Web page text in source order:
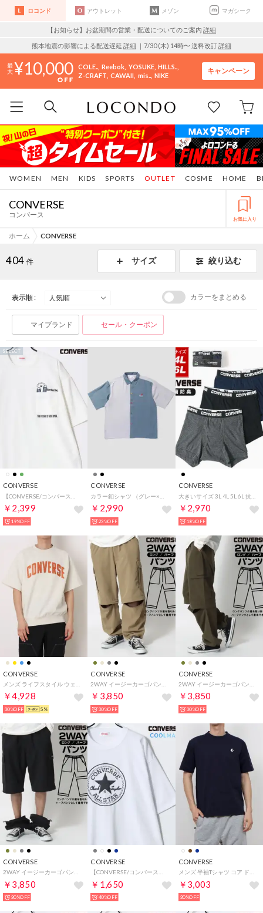
ロコンド アウトレット メゾン マガシーク
【お知らせ】お盆期間の営業・配送についてのご案内 詳細
熊本地震の影響による配送遅延 詳細 ｜7/30 (木) 14時〜 送料改訂詳細
10,000 COLE.. Reebok YOSUKE HILLS..
Z-CRAFT CAWAII mis.. NIKE
キャンペーン
WOMEN MEN KIDS SPORTS COSME HOME
OUTLET
CONVERSE
コンバース お気に入り
ホーム CONVERSE
404 件 サイズ 絞り込む
表示順 : カラーをまとめる
マイブランド セール・クーポン
CONVERSE
￥2,399
SELECT
19%OFF
CONVERSE
￥2,990
23%OFF
CONVERSE
大きいサイズ 3L 4L 5L 6L 抗菌 防臭 ボクサーパンツ 3枚セット メンズ 下着 アンダーウェア ブランド【返品不可商品】 （アソート）
￥2,970
18%OFF
CONVERSE
￥4,928
30%OFF 5%
CONVERSE
￥3,850
30%OFF
CONVERSE
￥3,850
30%OFF
CONVERSE
￥3,850
30%OFF
CONVERSE
￥1,650
40%OFF
CONVERSE
￥3,003
30%OFF